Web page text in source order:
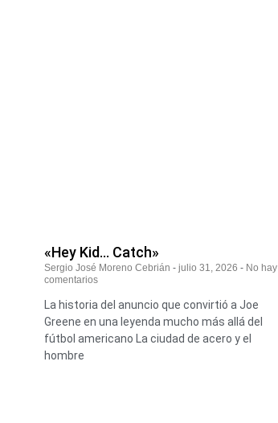
«Hey Kid… Catch»
Sergio José Moreno Cebrián julio 31, 2026
No hay
comentarios
La historia del anuncio que convirtió a Joe
Greene en una leyenda mucho más allá del
fútbol americano La ciudad de acero y el
hombre